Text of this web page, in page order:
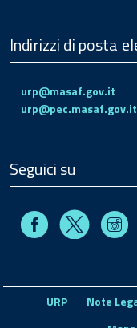
Indirizzi di posta
urp@masaf.gov.it
urp@pec.masaf.gov.it
Seguici su
FacebookX
URP Note